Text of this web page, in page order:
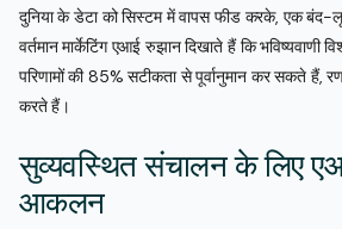
दुनिया के डेटा को सिस्टम में वापस फीड करके, एक बंद-
वर्तमान मार्केटिंग एआई रुझान दिखाते हैं कि भविष्यवाणी
परिणामों की 85% सटीकता से पूर्वानुमान कर सकते हैं,
करते हैं।
सुव्यवस्थित संचालन के लिए
आकलन